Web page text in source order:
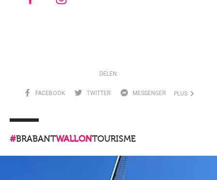
DELEN:
FACEBOOK TWITTER MESSENGER PLUS
#BRABANTWALLONTOURISME